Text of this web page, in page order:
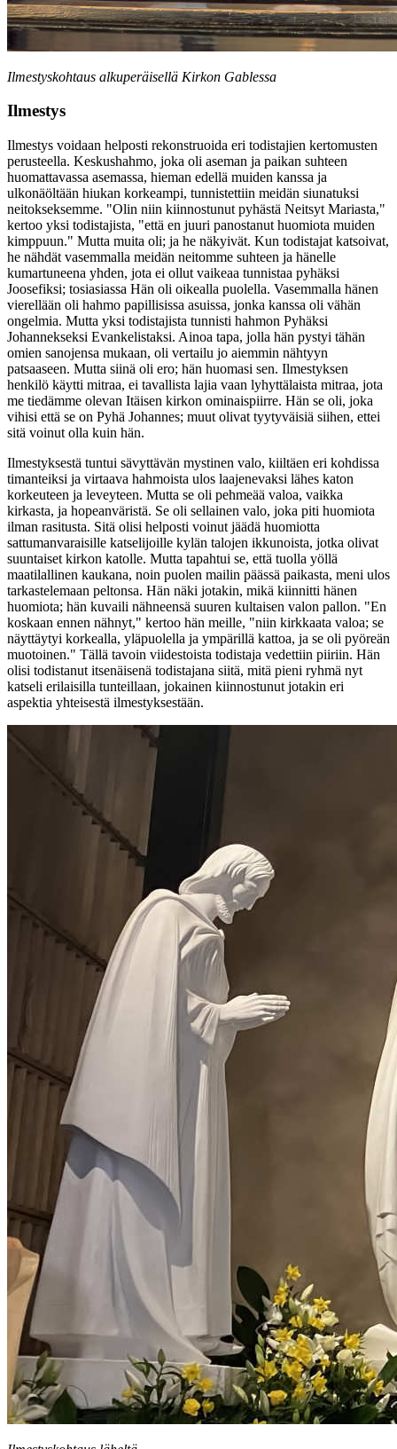
Ilmestyskohtaus alkuperäisellä Kirkon Gablessa
Ilmestys
Ilmestys voidaan helposti rekonstruoida eri todistajien kertomusten
perusteella. Keskushahmo, joka oli aseman ja paikan suhteen
huomattavassa asemassa, hieman edellä muiden kanssa ja
ulkonäöltään hiukan korkeampi, tunnistettiin meidän siunatuksi
neitokseksemme. "Olin niin kiinnostunut pyhästä Neitsyt Mariasta,"
kertoo yksi todistajista, "että en juuri panostanut huomiota muiden
kimppuun." Mutta muita oli; ja he näkyivät. Kun todistajat katsoivat,
he nähdät vasemmalla meidän neitomme suhteen ja hänelle
kumartuneena yhden, jota ei ollut vaikeaa tunnistaa pyhäksi
Joosefiksi; tosiasiassa Hän oli oikealla puolella. Vasemmalla hänen
vierellään oli hahmo papillisissa asuissa, jonka kanssa oli vähän
ongelmia. Mutta yksi todistajista tunnisti hahmon Pyhäksi
Johannekseksi Evankelistaksi. Ainoa tapa, jolla hän pystyi tähän
omien sanojensa mukaan, oli vertailu jo aiemmin nähtyyn
patsaaseen. Mutta siinä oli ero; hän huomasi sen. Ilmestyksen
henkilö käytti mitraa, ei tavallista lajia vaan lyhyttälaista mitraa, jota
me tiedämme olevan Itäisen kirkon ominaispiirre. Hän se oli, joka
vihisi että se on Pyhä Johannes; muut olivat tyytyväisiä siihen, ettei
sitä voinut olla kuin hän.
Ilmestyksestä tuntui sävyttävän mystinen valo, kiiltäen eri kohdissa
timanteiksi ja virtaava hahmoista ulos laajenevaksi lähes katon
korkeuteen ja leveyteen. Mutta se oli pehmeää valoa, vaikka
kirkasta, ja hopeanväristä. Se oli sellainen valo, joka piti huomiota
ilman rasitusta. Sitä olisi helposti voinut jäädä huomiotta
sattumanvaraisille katselijoille kylän talojen ikkunoista, jotka olivat
suuntaiset kirkon katolle. Mutta tapahtui se, että tuolla yöllä
maatilallinen kaukana, noin puolen mailin päässä paikasta, meni ulos
tarkastelemaan peltonsa. Hän näki jotakin, mikä kiinnitti hänen
huomiota; hän kuvaili nähneensä suuren kultaisen valon pallon. "En
koskaan ennen nähnyt," kertoo hän meille, "niin kirkkaata valoa; se
näyttäytyi korkealla, yläpuolella ja ympärillä kattoa, ja se oli pyöreän
muotoinen." Tällä tavoin viidestoista todistaja vedettiin piiriin. Hän
olisi todistanut itsenäisenä todistajana siitä, mitä pieni ryhmä nyt
katseli erilaisilla tunteillaan, jokainen kiinnostunut jotakin eri
aspektia yhteisestä ilmestyksestään.